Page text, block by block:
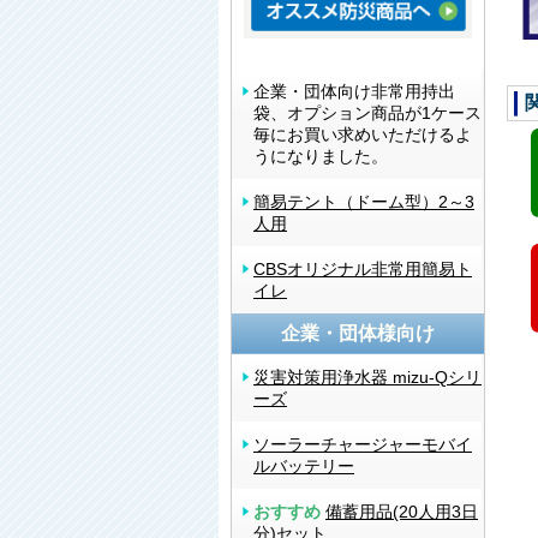
企業・団体向け非常用持出
袋、オプション商品が1ケース
毎にお買い求めいただけるよ
うになりました。
簡易テント（ドーム型）2～3
人用
CBSオリジナル非常用簡易ト
イレ
企業・団体様向け
災害対策用浄水器 mizu-Qシリ
ーズ
ソーラーチャージャーモバイ
ルバッテリー
おすすめ 備蓄用品(20人用3日
分)セット